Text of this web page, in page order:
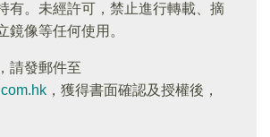
有。未經許可，禁止進行轉載、摘
鏡像等任何使用。
請發郵件至
，獲得書面確認及授權後，